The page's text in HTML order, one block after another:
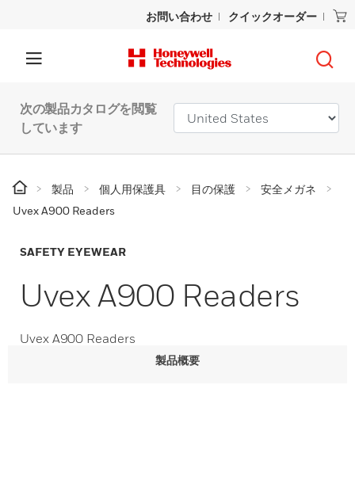
お問い合わせ クイックオーダー
次の製品カタログを閲覧
しています
製品 個人用保護具 目の保護
安全メガネ
Uvex A900 Readers
SAFETY EYEWEAR
Uvex A900 Readers
Uvex A900 Readers
製品概要